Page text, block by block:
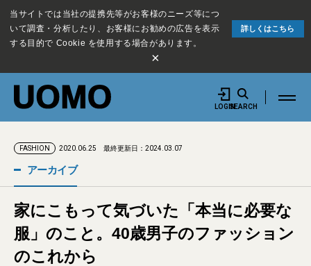
当サイトでは当社の提携先等がお客様のニーズ等につ
いて調査・分析したり、お客様にお勧めの広告を表示
する目的で Cookie を使用する場合があります。
詳しくはこちら
×
LOGINSEARCH
FASHION 2020.06.25 最終更新日：2024.03.07
アーカイブ
家にこもって気づいた「本当に必要な
服」のこと。40歳男子のファッション
のこれから